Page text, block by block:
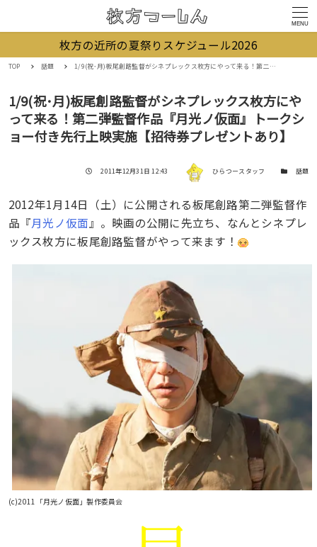
MENU
枚方の近所の夏祭りスケジュール2026
TOP 話題 1/9(祝･月)板尾創路監督がシネプレックス枚方にやって来る！第二弾監督作品『月光ノ仮面』トークショー付き先行上映実施【招待券プレゼントあり】
1/9(祝･月)板尾創路監督がシネプレックス枚方にや
って来る！第二弾監督作品『月光ノ仮面』トークシ
ョー付き先行上映実施【招待券プレゼントあり】
投稿日
2011年12月31日 12:43 著者 ひらつースタッフ カテゴリー
話題
2012年1月14日（土）に公開される板尾創路第二弾監督作
品『月光ノ仮面 』。映画の公開に先立ち、なんとシネプレ
ックス枚方に板尾創路監督がやって来ます！
(c)2011「月光ノ仮面」製作委員会